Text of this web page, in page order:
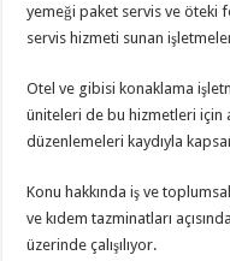
yemeği paket servis ve öteki
servis hizmeti sunan
Otel ve gibisi konaklama
üniteleri de bu hizmetleri için
düzenlemeleri kaydıyla
Konu hakkında iş ve
ve kıdem tazminatları
üzerinde çalışılıyor.